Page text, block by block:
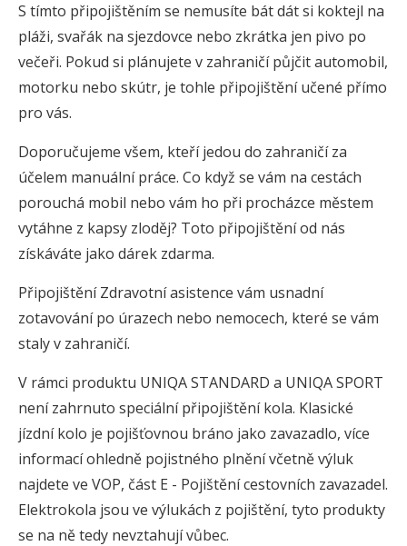
S tímto připojištěním se nemusíte bát dát si koktejl na
pláži, svařák na sjezdovce nebo zkrátka jen pivo po
večeři. Pokud si plánujete v zahraničí půjčit automobil,
motorku nebo skútr, je tohle připojištění učené přímo
pro vás.
Doporučujeme všem, kteří jedou do zahraničí za
účelem manuální práce. Co když se vám na cestách
porouchá mobil nebo vám ho při procházce městem
vytáhne z kapsy zloděj? Toto připojištění od nás
získáváte jako dárek zdarma.
Připojištění Zdravotní asistence vám usnadní
zotavování po úrazech nebo nemocech, které se vám
staly v zahraničí.
V rámci produktu UNIQA STANDARD a UNIQA SPORT
není zahrnuto speciální připojištění kola. Klasické
jízdní kolo je pojišťovnou bráno jako zavazadlo, více
informací ohledně pojistného plnění včetně výluk
najdete ve VOP, část E - Pojištění cestovních zavazadel.
Elektrokola jsou ve výlukách z pojištění, tyto produkty
se na ně tedy nevztahují vůbec.